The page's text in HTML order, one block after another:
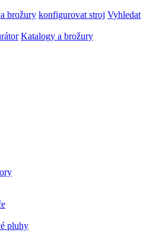
brožury konfigurovat stroj Vyhledat
Katalogy a brožury
pluhy